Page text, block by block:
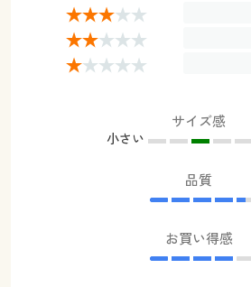
サイズ感
小さい
品質
お買い得感